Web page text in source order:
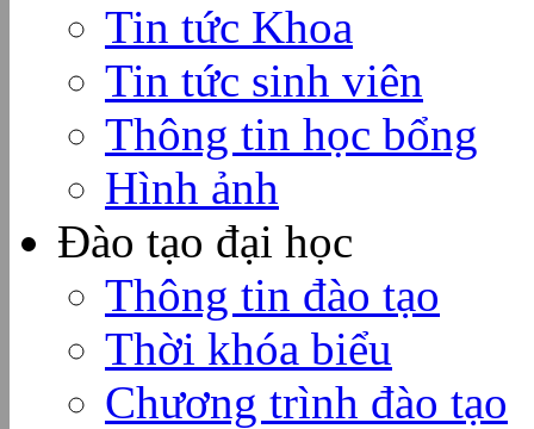
Tin tức Khoa
Tin tức sinh viên
Thông tin học bổng
Hình ảnh
Đào tạo đại học
Thông tin đào tạo
Thời khóa biểu
Chương trình đào tạo